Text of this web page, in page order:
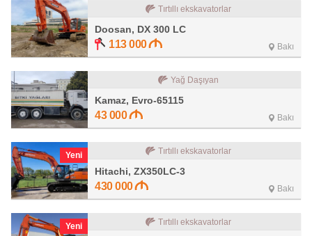
Tırtıllı ekskavatorlar
Doosan, DX 300 LC
113 000 Bakı
Yağ Daşıyan
Kamaz, Evro-65115
43 000 Bakı
Yeni Tırtıllı ekskavatorlar
Hitachi, ZX350LC-3
430 000 Bakı
Yeni Tırtıllı ekskavatorlar